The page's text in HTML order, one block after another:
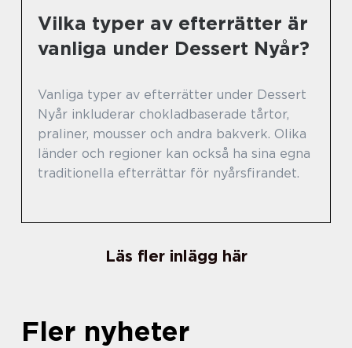
Vilka typer av efterrätter är
vanliga under Dessert Nyår?
Vanliga typer av efterrätter under Dessert
Nyår inkluderar chokladbaserade tårtor,
praliner, mousser och andra bakverk. Olika
länder och regioner kan också ha sina egna
traditionella efterrättar för nyårsfirandet.
Läs fler inlägg här
Fler nyheter